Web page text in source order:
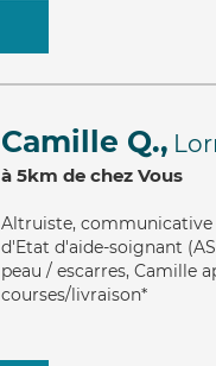
Camille Q.,
à 5km de chez Vous
Altruiste, communicative
d'Etat d'aide-soignant
peau / escarres, Camille
courses/livraison*